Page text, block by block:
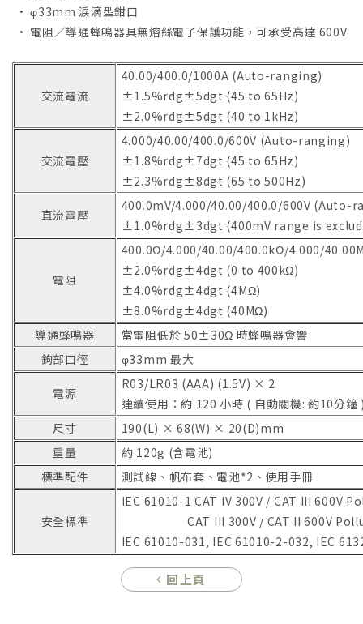
• φ33mm 淚滴型鉗口
• 電阻／導通蜂鳴器具無熔絲電子保護功能，可承受高達 600V
交流電流
40.00/400.0/1000A (Auto-ranging)
±1.5%rdg±5dgt (45 to 65Hz)
±2.0%rdg±5dgt (40 to 1kHz)
交流電壓
4.000/40.00/400.0/600V (Auto-ranging)
±1.8%rdg±7dgt (45 to 65Hz)
±2.3%rdg±8dgt (65 to 500Hz)
直流電壓
400.0mV/4.000/40.00/400.0/600V (Auto-
±1.0%rdg±3dgt (400mV range is
電阻
400.0Ω/4.000/40.00/400.0kΩ/4.000/
±2.0%rdg±4dgt (0 to 400kΩ)
±4.0%rdg±4dgt (4MΩ)
±8.0%rdg±4dgt (40MΩ)
導通蜂鳴器
當電阻低於 50±30Ω 時蜂鳴器會響
鉤部口徑
φ33mm 最大
電源
R03/LR03 (AAA) (1.5V) × 2
連續使用：約 120 小時 ( 自動關機: 約10分鐘
尺寸
190(L) × 68(W) × 20(D)mm
重量
約 120g (含電池)
標準配件
測試線、帆布套、電池*2、使用手冊
安全標準
IEC 61010-1 CAT IV 300V / CAT III 600V
CAT III 300V / CAT II 600V
IEC 61010-031, IEC 61010-2-032, IEC
回上頁